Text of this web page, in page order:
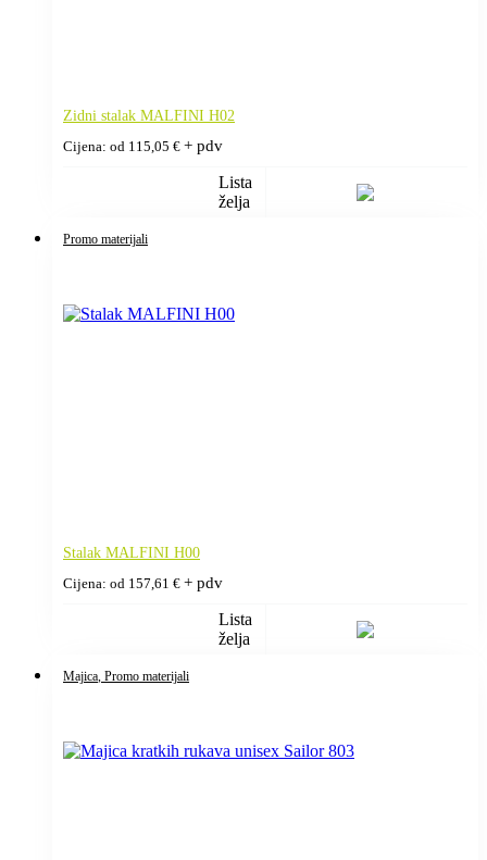
Zidni stalak MALFINI H02
Cijena: od 115,05 € + pdv
Lista
želja
Promo materijali
Stalak MALFINI H00
Cijena: od 157,61 € + pdv
Lista
želja
Majica, Promo materijali